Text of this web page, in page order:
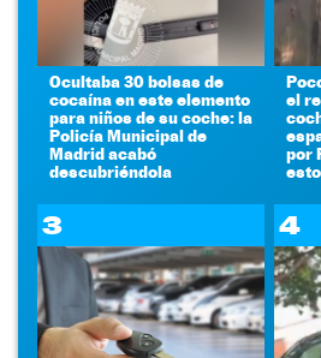
Ocultaba 30 bolsas de
cocaína en este elemento
para niños de su coche: la
Policía Municipal de
Madrid acabó
descubriéndola
el
por
3 4